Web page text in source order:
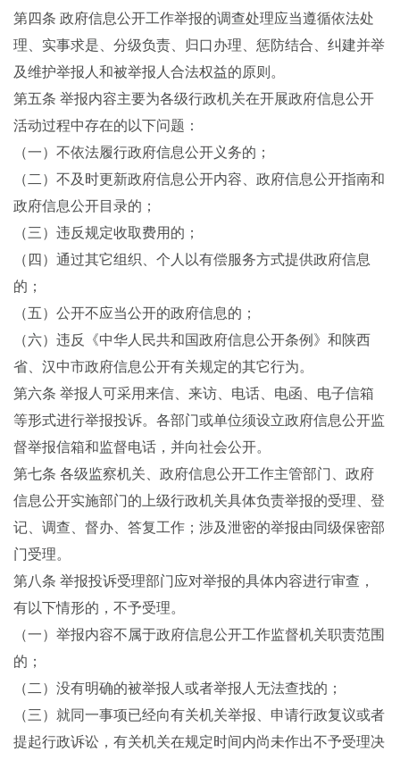
第四条 政府信息公开工作举报的调查处理应当遵循依法处
理、实事求是、分级负责、归口办理、惩防结合、纠建并举
及维护举报人和被举报人合法权益的原则。
第五条 举报内容主要为各级行政机关在开展政府信息公开
活动过程中存在的以下问题：
（一）不依法履行政府信息公开义务的；
（二）不及时更新政府信息公开内容、政府信息公开指南和
政府信息公开目录的；
（三）违反规定收取费用的；
（四）通过其它组织、个人以有偿服务方式提供政府信息
的；
（五）公开不应当公开的政府信息的；
（六）违反《中华人民共和国政府信息公开条例》和陕西
省、汉中市政府信息公开有关规定的其它行为。
第六条 举报人可采用来信、来访、电话、电函、电子信箱
等形式进行举报投诉。各部门或单位须设立政府信息公开监
督举报信箱和监督电话，并向社会公开。
第七条 各级监察机关、政府信息公开工作主管部门、政府
信息公开实施部门的上级行政机关具体负责举报的受理、登
记、调查、督办、答复工作；涉及泄密的举报由同级保密部
门受理。
第八条 举报投诉受理部门应对举报的具体内容进行审查，
有以下情形的，不予受理。
（一）举报内容不属于政府信息公开工作监督机关职责范围
的；
（二）没有明确的被举报人或者举报人无法查找的；
（三）就同一事项已经向有关机关举报、申请行政复议或者
提起行政诉讼，有关机关在规定时间内尚未作出不予受理决